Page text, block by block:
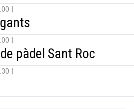
pàdel Sant Roc